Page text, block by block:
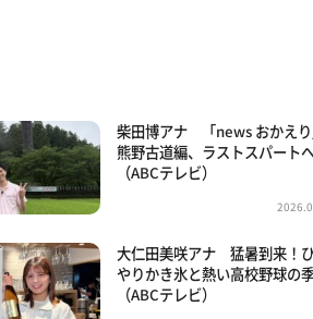
柴田博アナ 「news おかえり
熊野古道編、ラストスパート
（ABCテレビ）
大仁田美咲アナ 猛暑到来！
やりかき氷と熱い高校野球の
（ABCテレビ）